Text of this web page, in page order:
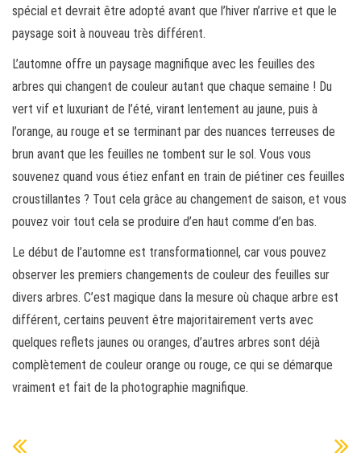
spécial et devrait être adopté avant que l’hiver n’arrive et que le
paysage soit à nouveau très différent.
L’automne offre un paysage magnifique avec les feuilles des
arbres qui changent de couleur autant que chaque semaine ! Du
vert vif et luxuriant de l’été, virant lentement au jaune, puis à
l’orange, au rouge et se terminant par des nuances terreuses de
brun avant que les feuilles ne tombent sur le sol. Vous vous
souvenez quand vous étiez enfant en train de piétiner ces feuilles
croustillantes ? Tout cela grâce au changement de saison, et vous
pouvez voir tout cela se produire d’en haut comme d’en bas.
Le début de l’automne est transformationnel, car vous pouvez
observer les premiers changements de couleur des feuilles sur
divers arbres. C’est magique dans la mesure où chaque arbre est
différent, certains peuvent être majoritairement verts avec
quelques reflets jaunes ou oranges, d’autres arbres sont déjà
complètement de couleur orange ou rouge, ce qui se démarque
vraiment et fait de la photographie magnifique.